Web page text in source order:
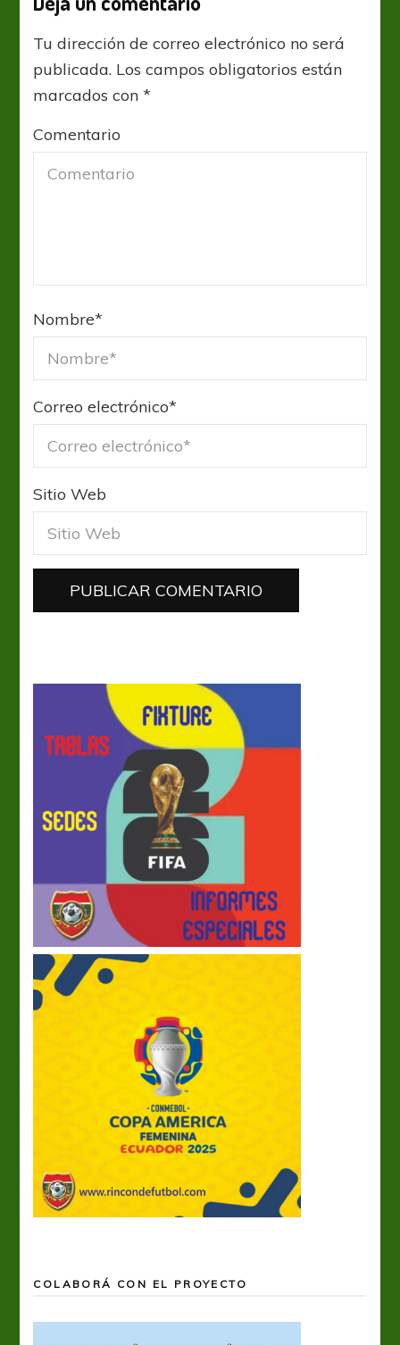
Tu dirección de correo electrónico no será
publicada. Los campos obligatorios están
marcados con*
Comentario
Nombre*
Correo electrónico*
Sitio Web
COLABORÁ CON EL PROYECTO